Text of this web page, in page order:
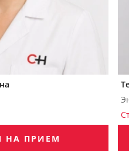
НА ПРИЕМ